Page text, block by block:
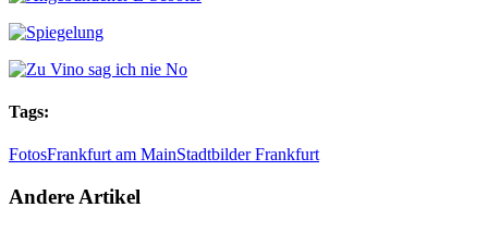
Tags:
FotosFrankfurt am MainStadtbilder Frankfurt
Andere Artikel